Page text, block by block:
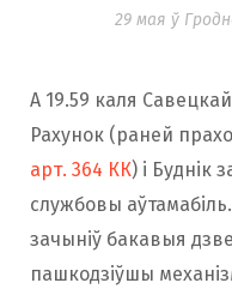
29 мая ў
А 19.59 каля
Рахунок (раней
арт. 364 КК) і Буднік
службовы аўтамабіль.
зачыніў бакавыя
пашкодзіўшы